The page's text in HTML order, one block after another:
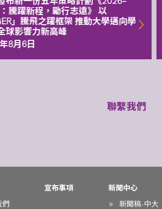
騰躍新程，勵行志遠》 以
」騰飛之躍框架 推動大學邁向學
球影響力新高峰
8月6日
聯繫我們
們
宣布事項
新聞中心
新聞稿-中大